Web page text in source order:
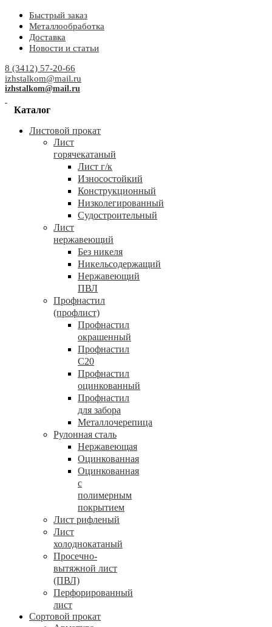
Быстрый заказ
Металлообработка
Доставка
Новости и статьи
8 (3412) 57-20-66
izhstalkom@mail.ru
izhstalkom@mail.ru
Каталог
Листовой прокат
Лист
горячекатаный
Лист г/к
Износостойкий
Конструкционный
Низколегированный
Судостроительный
Лист
нержавеющий
Без никеля
Никельсодержащий
Нержавеющий
ПВЛ
Профнастил
(профлист)
Профнастил
окрашенный
Профнастил
С20
Профнастил
оцинкованный
Профнастил
для забора
Металлочерепица
Рулонная сталь
Нержавеющая
Оцинкованная
Оцинкованная
с
полимерным
покрытием
Лист рифленый
Лист
холоднокатаный
Просечно-
вытяжной лист
(ПВЛ)
Перфорированный
лист
Сортовой прокат